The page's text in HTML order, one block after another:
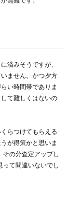
済みそうですが、
ません。かつ夕方
い時間帯でありま
て難しくはないの
らつけてもらえる
が得策かと思いま
その分査定アップし
って間違いないでし